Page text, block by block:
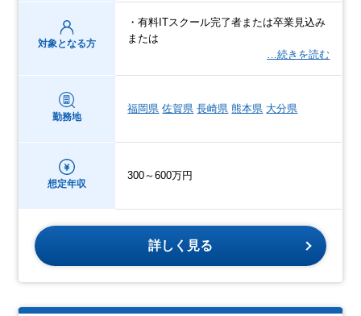
対象となる方
・有料ITスクール完了者または卒業見込み
または
…続きを読む
勤務地
福岡県 佐賀県 長崎県 熊本県 大分県
想定年収
300～600万円
詳しく見る